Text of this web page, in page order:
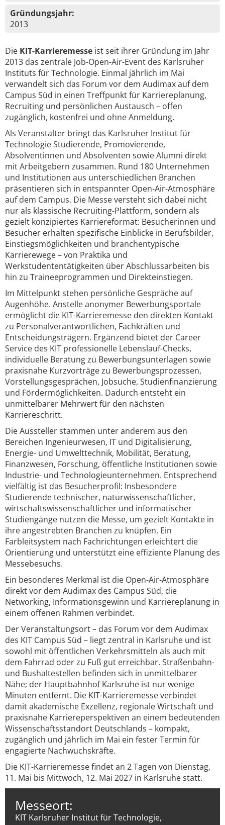
Gründungsjahr:
2013
Die KIT-Karrieremesse ist seit ihrer Gründung im Jahr
2013 das zentrale Job-Open-Air-Event des Karlsruher
Instituts für Technologie. Einmal jährlich im Mai
verwandelt sich das Forum vor dem Audimax auf dem
Campus Süd in einen Treffpunkt für Karriereplanung,
Recruiting und persönlichen Austausch – offen
zugänglich, kostenfrei und ohne Anmeldung.
Als Veranstalter bringt das Karlsruher Institut für
Technologie Studierende, Promovierende,
Absolventinnen und Absolventen sowie Alumni direkt
mit Arbeitgebern zusammen. Rund 180 Unternehmen
und Institutionen aus unterschiedlichen Branchen
präsentieren sich in entspannter Open-Air-Atmosphäre
auf dem Campus. Die Messe versteht sich dabei nicht
nur als klassische Recruiting-Plattform, sondern als
gezielt konzipiertes Karriereformat: Besucherinnen und
Besucher erhalten spezifische Einblicke in Berufsbilder,
Einstiegsmöglichkeiten und branchentypische
Karrierewege – von Praktika und
Werkstudententätigkeiten über Abschlussarbeiten bis
hin zu Traineeprogrammen und Direkteinstiegen.
Im Mittelpunkt stehen persönliche Gespräche auf
Augenhöhe. Anstelle anonymer Bewerbungsportale
ermöglicht die KIT-Karrieremesse den direkten Kontakt
zu Personalverantwortlichen, Fachkräften und
Entscheidungsträgern. Ergänzend bietet der Career
Service des KIT professionelle Lebenslauf-Checks,
individuelle Beratung zu Bewerbungsunterlagen sowie
praxisnahe Kurzvorträge zu Bewerbungsprozessen,
Vorstellungsgesprächen, Jobsuche, Studienfinanzierung
und Fördermöglichkeiten. Dadurch entsteht ein
unmittelbarer Mehrwert für den nächsten
Karriereschritt.
Die Aussteller stammen unter anderem aus den
Bereichen Ingenieurwesen, IT und Digitalisierung,
Energie- und Umwelttechnik, Mobilität, Beratung,
Finanzwesen, Forschung, öffentliche Institutionen sowie
Industrie- und Technologieunternehmen. Entsprechend
vielfältig ist das Besucherprofil: Insbesondere
Studierende technischer, naturwissenschaftlicher,
wirtschaftswissenschaftlicher und informatischer
Studiengänge nutzen die Messe, um gezielt Kontakte in
ihre angestrebten Branchen zu knüpfen. Ein
Farbleitsystem nach Fachrichtungen erleichtert die
Orientierung und unterstützt eine effiziente Planung des
Messebesuchs.
Ein besonderes Merkmal ist die Open-Air-Atmosphäre
direkt vor dem Audimax des Campus Süd, die
Networking, Informationsgewinn und Karriereplanung in
einem offenen Rahmen verbindet.
Der Veranstaltungsort – das Forum vor dem Audimax
des KIT Campus Süd – liegt zentral in Karlsruhe und ist
sowohl mit öffentlichen Verkehrsmitteln als auch mit
dem Fahrrad oder zu Fuß gut erreichbar. Straßenbahn-
und Bushaltestellen befinden sich in unmittelbarer
Nähe; der Hauptbahnhof Karlsruhe ist nur wenige
Minuten entfernt. Die KIT-Karrieremesse verbindet
damit akademische Exzellenz, regionale Wirtschaft und
praxisnahe Karriereperspektiven an einem bedeutenden
Wissenschaftsstandort Deutschlands – kompakt,
zugänglich und jährlich im Mai ein fester Termin für
engagierte Nachwuchskräfte.
Die KIT-Karrieremesse findet an 2 Tagen von Dienstag,
11. Mai bis Mittwoch, 12. Mai 2027 in Karlsruhe statt.
Messeort:
KIT Karlsruher Institut für Technologie,